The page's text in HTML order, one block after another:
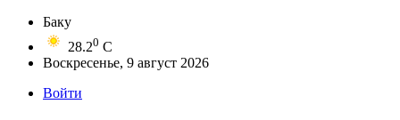
Баку
28.20 C
Воскресенье, 9 август 2026
Войти